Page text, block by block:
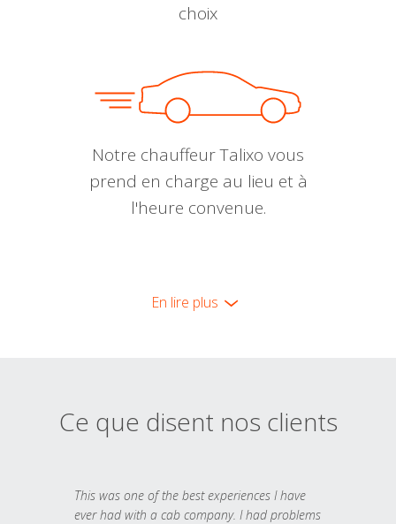
choix
Notre chauffeur Talixo vous
prend en charge au lieu et à
l'heure convenue.
En lire plus
Ce que disent nos clients
This was one of the best experiences I have
ever had with a cab company. I had problems